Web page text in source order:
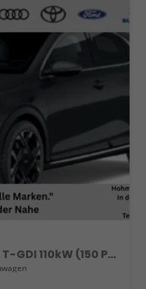
Edition MJ 2027 (Edition) 1.6 T-GDI 110kW (150 PS) 7-Gang DCT Automatikgetriebe